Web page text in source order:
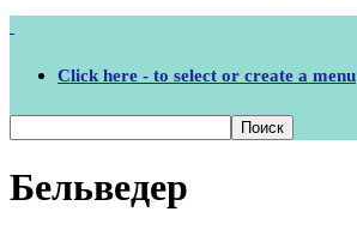
Click here - to select or create a menu
Бельведер